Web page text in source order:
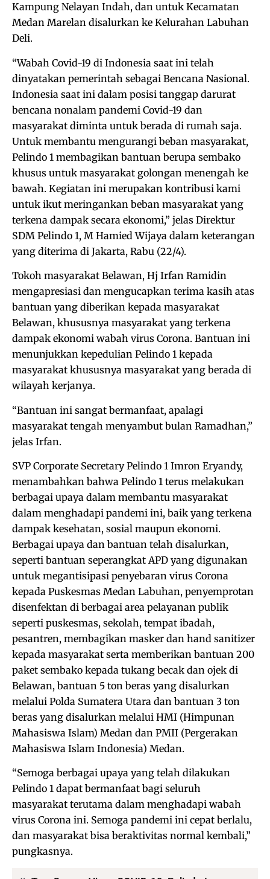
Kampung Nelayan Indah, dan untuk Kecamatan
Medan Marelan disalurkan ke Kelurahan Labuhan
Deli.
“Wabah Covid-19 di Indonesia saat ini telah
dinyatakan pemerintah sebagai Bencana Nasional.
Indonesia saat ini dalam posisi tanggap darurat
bencana nonalam pandemi Covid-19 dan
masyarakat diminta untuk berada di rumah saja.
Untuk membantu mengurangi beban masyarakat,
Pelindo 1 membagikan bantuan berupa sembako
khusus untuk masyarakat golongan menengah ke
bawah. Kegiatan ini merupakan kontribusi kami
untuk ikut meringankan beban masyarakat yang
terkena dampak secara ekonomi,” jelas Direktur
SDM Pelindo 1, M Hamied Wijaya dalam keterangan
yang diterima di Jakarta, Rabu (22/4).
Tokoh masyarakat Belawan, Hj Irfan Ramidin
mengapresiasi dan mengucapkan terima kasih atas
bantuan yang diberikan kepada masyarakat
Belawan, khususnya masyarakat yang terkena
dampak ekonomi wabah virus Corona. Bantuan ini
menunjukkan kepedulian Pelindo 1 kepada
masyarakat khususnya masyarakat yang berada di
wilayah kerjanya.
“Bantuan ini sangat bermanfaat, apalagi
masyarakat tengah menyambut bulan Ramadhan,”
jelas Irfan.
SVP Corporate Secretary Pelindo 1 Imron Eryandy,
menambahkan bahwa Pelindo 1 terus melakukan
berbagai upaya dalam membantu masyarakat
dalam menghadapi pandemi ini, baik yang terkena
dampak kesehatan, sosial maupun ekonomi.
Berbagai upaya dan bantuan telah disalurkan,
seperti bantuan seperangkat APD yang digunakan
untuk megantisipasi penyebaran virus Corona
kepada Puskesmas Medan Labuhan, penyemprotan
disenfektan di berbagai area pelayanan publik
seperti puskesmas, sekolah, tempat ibadah,
pesantren, membagikan masker dan hand sanitizer
kepada masyarakat serta memberikan bantuan 200
paket sembako kepada tukang becak dan ojek di
Belawan, bantuan 5 ton beras yang disalurkan
melalui Polda Sumatera Utara dan bantuan 3 ton
beras yang disalurkan melalui HMI (Himpunan
Mahasiswa Islam) Medan dan PMII (Pergerakan
Mahasiswa Islam Indonesia) Medan.
“Semoga berbagai upaya yang telah dilakukan
Pelindo 1 dapat bermanfaat bagi seluruh
masyarakat terutama dalam menghadapi wabah
virus Corona ini. Semoga pandemi ini cepat berlalu,
dan masyarakat bisa beraktivitas normal kembali,”
pungkasnya.